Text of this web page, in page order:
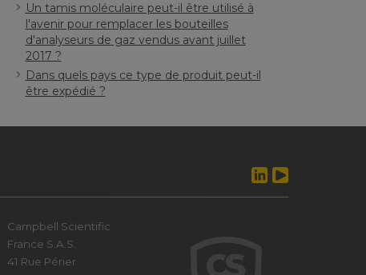
Un tamis moléculaire peut-il être utilisé à
l'avenir pour remplacer les bouteilles
d'analyseurs de gaz vendus avant juillet
2017 ?
Dans quels pays ce type de produit peut-il
être expédié ?
Campbell Scientific
France S.A.S.
41 Rue Périer